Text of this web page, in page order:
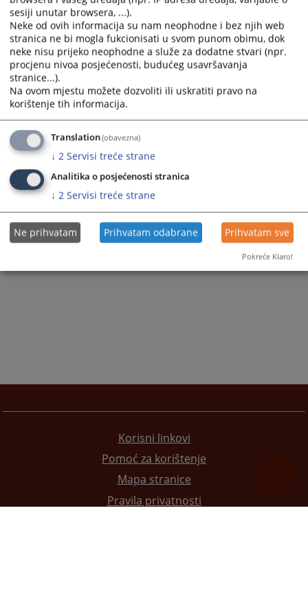
Korisni linkovi
Pomoć za korištenje
Mapa stranice
Pravila privatnosti
sesiji unutar browsera, ...).
Neke od ovih informacija su nam neophodne i bez njih web
stranica ne bi mogla fukcionisati u svom punom obimu, dok
neke nisu prijeko neophodne a služe za dodatne stvari (npr.
procjenu nivoa posjećenosti, budućeg usavršavanja
stranice...).
Na ovom mjestu možete dozvoliti ili uskratiti pravo na
korištenje tih informacija.
Translation(obavezna)
↓ 2 Servisi treće strane
Analitika o posjećenosti stranica
↓ 2 Servisi treće strane
Ne prihvatam Prihvatam odabrane Prihvatam sve
Pokreće Klaro!